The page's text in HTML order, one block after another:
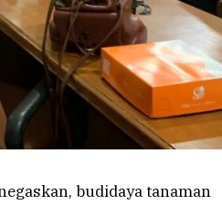
budidaya tanaman